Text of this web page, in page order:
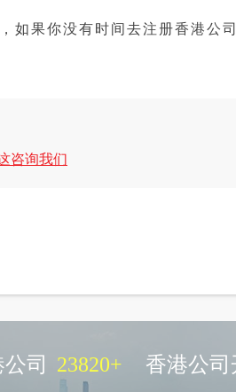
如果你没有时间去注册香港公
咨询我们
司 23820+ 香港公司